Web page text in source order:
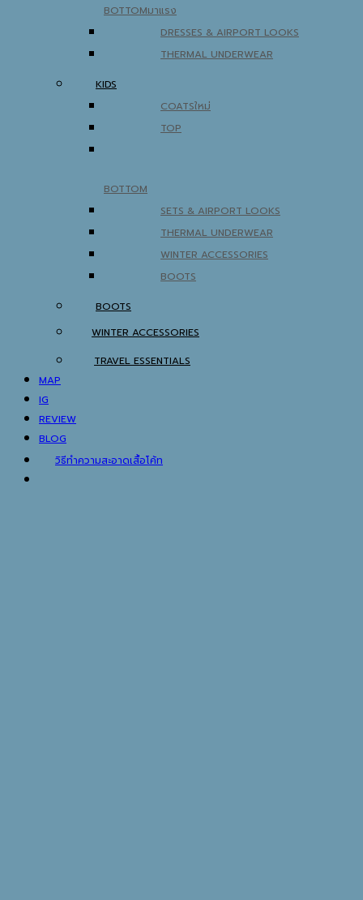
BOTTOM
DRESSES & AIRPORT LOOKS
THERMAL UNDERWEAR
KIDS
COATS
TOP
BOTTOM
SETS & AIRPORT LOOKS
THERMAL UNDERWEAR
WINTER ACCESSORIES
BOOTS
BOOTS
WINTER ACCESSORIES
TRAVEL ESSENTIALS
MAP
IG
REVIEW
BLOG
วิธีทำความสะอาดเสื้อโค้ท